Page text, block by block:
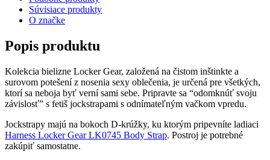
Súvisiace produkty
O značke
Popis produktu
Kolekcia bielizne Locker Gear, založená na čistom inštinkte a
surovom potešení z nosenia sexy oblečenia, je určená pre všetkých,
ktorí sa neboja byť verní sami sebe. Pripravte sa “odomknúť svoju
závislosť” s fetiš jockstrapami s odnímateľným vačkom vpredu.
Jockstrapy majú na bokoch D-krúžky, ku ktorým pripevníte ladiaci
Harness Locker Gear LK0745 Body Strap. Postroj je potrebné
zakúpiť samostatne.